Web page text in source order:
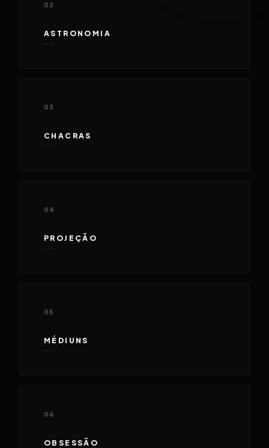
02
ASTRONOMIA
03
CHACRAS
04
PROJEÇÃO
05
MÉDIUNS
06
OBSESSÃO